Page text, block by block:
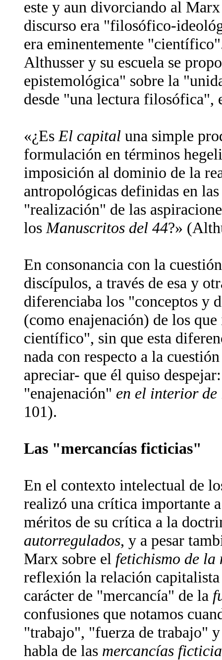
este y aun divorciando al
discurso era "filosófico-
era eminentemente
Althusser y su escuela se
epistemológica" sobre la
desde "una lectura filosófica",
«¿Es El capital una simple
formulación en términos
imposición al dominio de la
antropológicas definidas en
"realización" de las
los Manuscritos del 44?»
En consonancia con la
discípulos, a través de esa y
diferenciaba los "conceptos y
(como enajenación) de los
científico", sin que esta
nada con respecto a la
apreciar- que él quiso
"enajenación" en el interior
101).
Las "mercancías ficticias"
En el contexto intelectual de
realizó una crítica importante
méritos de su crítica a la
autorregulados, y a pesar
Marx sobre el fetichismo de la
reflexión la relación
carácter de "mercancía" de la
confusiones que notamos
"trabajo", "fuerza de trabajo"
habla de las mercancías